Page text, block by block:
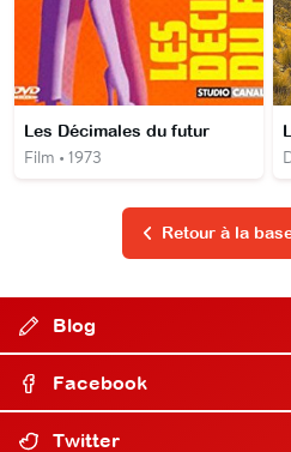
Les Décimales du futur
Film • 1973
Retour à la
Blog
Facebook
Twitter